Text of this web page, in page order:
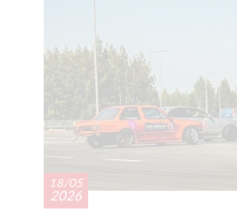
18/05
2026